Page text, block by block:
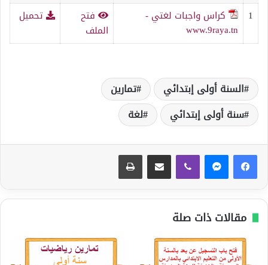
1
كراس واجبات لغتي -
www.9raya.tn
فتح
الملف
تحميل
السنة أولى إبتدائي
تمارين
سنة أولى إبتدائي
لغة
مقالات ذات صلة